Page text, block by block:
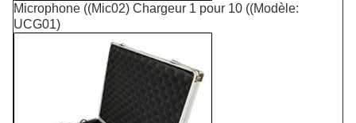
Microphone ((Mic02) Chargeur 1 pour 10 ((Modèle:
UCG01)